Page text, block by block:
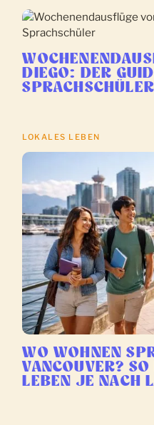
DIEGO: DER
SPRACHSCHÜLER
LOKALES LEBEN
WO WOHNEN
VANCOUVER?
LEBEN JE NACH